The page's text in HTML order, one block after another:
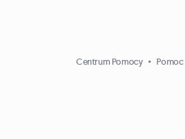
Centrum Pomocy